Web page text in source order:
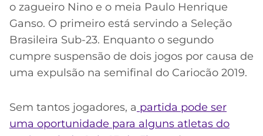
o zagueiro Nino e o meia Paulo Henrique
Ganso. O primeiro está servindo a Seleção
Brasileira Sub-23. Enquanto o segundo
cumpre suspensão de dois jogos por causa de
uma expulsão na semifinal do Cariocão 2019.
Sem tantos jogadores, a partida pode ser
uma oportunidade para alguns atletas do